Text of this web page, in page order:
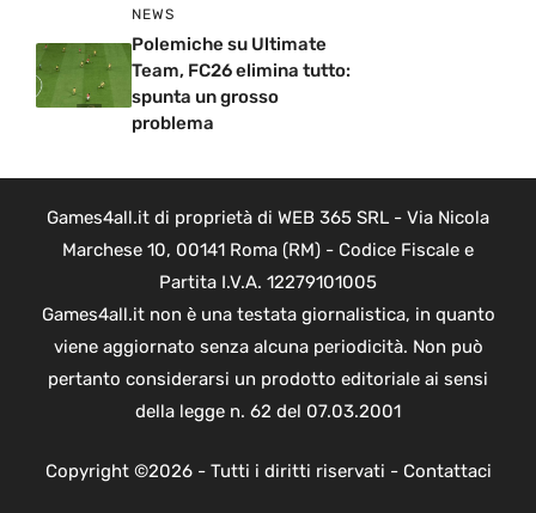
NEWS
Polemiche su Ultimate
Team, FC26 elimina tutto:
spunta un grosso
problema
Games4all.it di proprietà di WEB 365 SRL - Via Nicola
Marchese 10, 00141 Roma (RM) - Codice Fiscale e
Partita I.V.A. 12279101005
Games4all.it non è una testata giornalistica, in quanto
viene aggiornato senza alcuna periodicità. Non può
pertanto considerarsi un prodotto editoriale ai sensi
della legge n. 62 del 07.03.2001
Copyright ©2026 - Tutti i diritti riservati - Contattaci